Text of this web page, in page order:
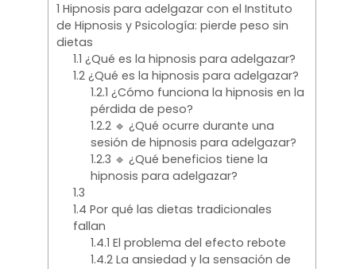
1 Hipnosis para adelgazar con el Instituto
de Hipnosis y Psicología: pierde peso sin
dietas
1.1 ¿Qué es la hipnosis para adelgazar?
1.2 ¿Qué es la hipnosis para adelgazar?
1.2.1 ¿Cómo funciona la hipnosis en la
pérdida de peso?
1.2.2🔹 ¿Qué ocurre durante una
sesión de hipnosis para adelgazar?
1.2.3 🔹 ¿Qué beneficios tiene la
hipnosis para adelgazar?
1.3
1.4 Por qué las dietas tradicionales
fallan
1.4.1 El problema del efecto rebote
1.4.2La ansiedad y la sensación de